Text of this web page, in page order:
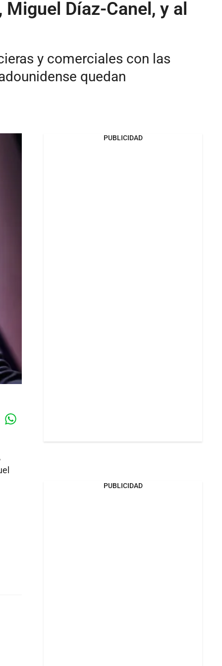
Díaz-Canel, y al
y comerciales con las
quedan
PUBLICIDAD
PUBLICIDAD